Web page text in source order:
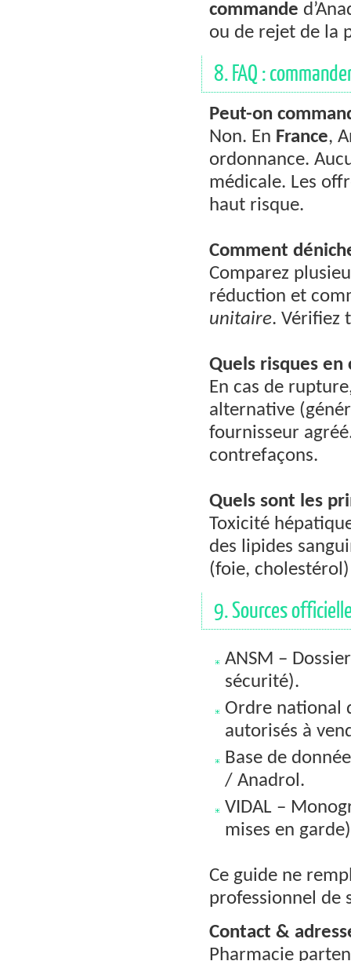
commande
ou de rejet de la
8. FAQ :
Peut-on
Non. En France,
ordonnance.
médicale. Les
haut risque.
Comment
Comparez
réduction et
unitaire. Vérifiez
Quels risques en
En cas de
alternative
fournisseur
contrefaçons.
Quels sont les
Toxicité
des lipides
(foie,
9. Sources
ANSM –
sécurité).
Ordre national
autorisés à
Base de
/ Anadrol.
VIDAL –
mises en
Ce guide ne
professionnel de
Contact &
Pharmacie